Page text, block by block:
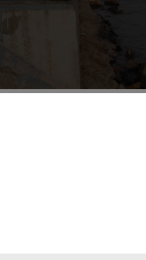
του Ι.Ν. Υπαπαντής